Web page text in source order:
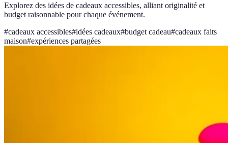
Explorez des idées de cadeaux accessibles, alliant originalité et
budget raisonnable pour chaque événement.
#cadeaux accessibles#idées cadeaux#budget cadeau#cadeaux faits
maison#expériences partagées